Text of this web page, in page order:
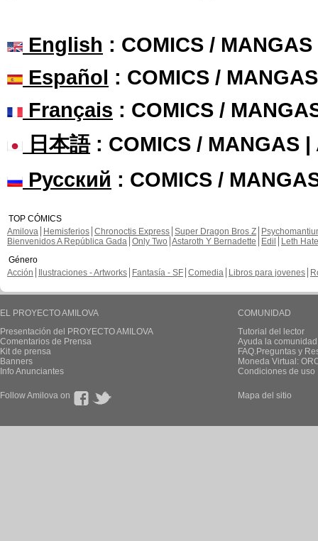
English : COMICS /
Español : COMICS /
Français : COMICS /
日本語: COMICS / MANGAS |
Русский : COMICS /
TOP CÓMICS
Amilova
Hemisferios Chronoctis Express Super Dragon Bros Z
Bienvenidos A República Gada Only Two Astaroth Y Bernadette Edil
Leth Hate
Género
Acción
Ilustraciones - Artworks Fantasía - SF Comedia Libros para jovenes
EL PROYECTO AMILOVA
Presentación del PROYECTO AMILOVA
Comentarios de Prensa
Kit de prensa
Banners
Info Anunciantes
COMUNIDAD
Tutorial del lector
Ayuda la
FAQ.Preguntas y
Moneda Virtual:
Condiciones de uso
Follow Amilova on Mapa del sitio